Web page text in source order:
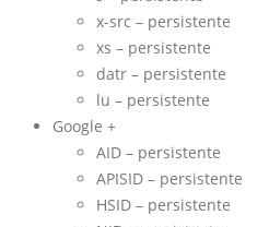
x-src – persistente
xs – persistente
datr – persistente
lu – persistente
Google +
AID – persistente
APISID – persistente
HSID – persistente